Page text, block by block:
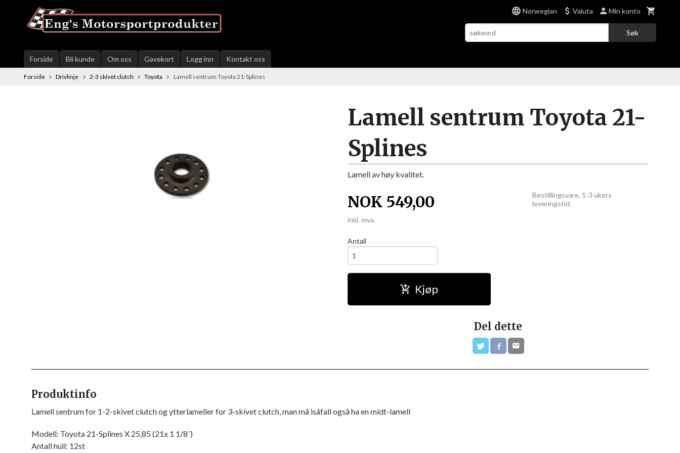
innholdet
Norwegian Valuta Min konto
Søk
Forside Bli kunde Om oss Gavekort Logg inn Kontakt oss
Forside Drivlinje 2-3 skivet clutch Toyota Lamell sentrum Toyota 21-Splines
Lamell sentrum Toyota 21-
Splines
Lamell av høy kvalitet.
NOK 549,00
inkl. mva.
Bestillingsvare, 1-3 ukers
leveringstid.
Antall
Kjøp
Del dette
Produktinfo
Lamell sentrum for 1-2-skivet clutch og ytterlameller for 3-skivet clutch, man må isåfall også ha en midt-lamell
Modell: Toyota 21-Splines X 25,85 (21x 1 1/8´)
Antall hull: 12st